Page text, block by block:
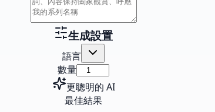
生成設置
語言
數量
更聰明的 AI
最佳結果